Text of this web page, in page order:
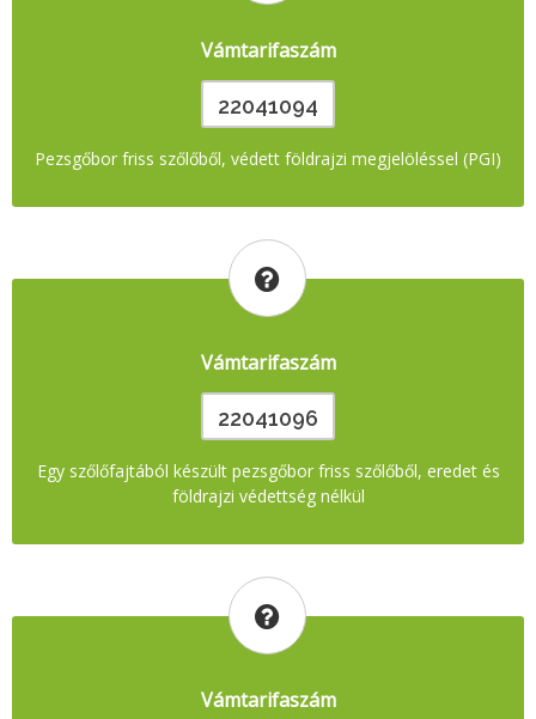
Vámtarifaszám
22041094
Pezsgőbor friss szőlőből, védett földrajzi megjelöléssel (PGI)
Vámtarifaszám
22041096
Egy szőlőfajtából készült pezsgőbor friss szőlőből, eredet és
földrajzi védettség nélkül
Vámtarifaszám